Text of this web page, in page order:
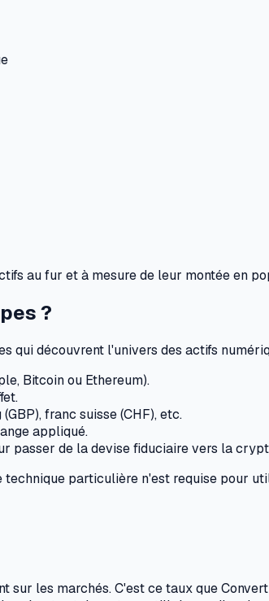
au fur et à mesure de leur montée en
?
découvrent l'univers des actifs
Bitcoin ou Ethereum).
franc suisse (CHF), etc.
appliqué.
passer de la devise fiduciaire vers la
particulière n'est requise pour
sur les marchés. C'est ce taux que